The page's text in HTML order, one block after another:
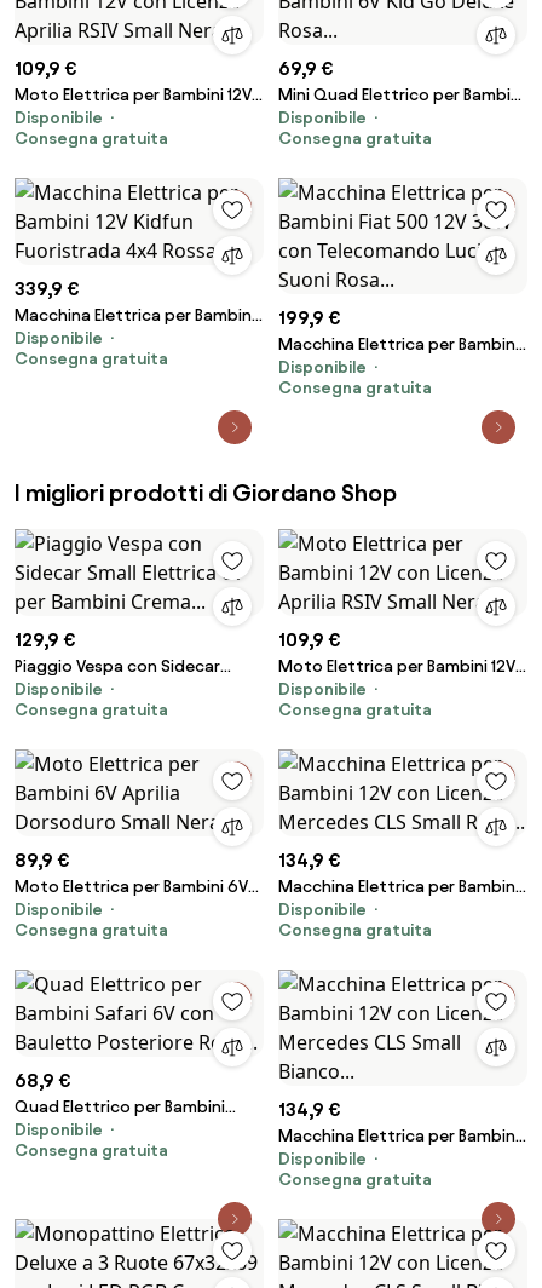
109,9 €
Moto Elettrica per Bambini 12V
con Licenza Aprilia RSIV Small
Nera...
Disponibile
Consegna gratuita
69,9 €
Mini Quad Elettrico per Bambini
6V Kid Go Deluxe Rosa...
Disponibile
Consegna gratuita
339,9 €
Macchina Elettrica per Bambini
12V Kidfun Fuoristrada 4x4
Rossa...
Disponibile
Consegna gratuita
199,9 €
Macchina Elettrica per Bambini
Fiat 500 12V 30W con
Telecomando Luci e Suoni
Disponibile
Consegna gratuita
I migliori prodotti di Giordano Shop
129,9 €
Piaggio Vespa con Sidecar
Small Elettrica 6V per Bambini
Crema...
Disponibile
Consegna gratuita
109,9 €
Moto Elettrica per Bambini 12V
con Licenza Aprilia RSIV Small
Nera...
Disponibile
Consegna gratuita
89,9 €
Moto Elettrica per Bambini 6V
Aprilia Dorsoduro Small Nera...
Disponibile
Consegna gratuita
134,9 €
Macchina Elettrica per Bambini
12V con Licenza Mercedes CLS
Small Rosa...
Disponibile
Consegna gratuita
68,9 €
Quad Elettrico per Bambini
Safari 6V con Bauletto
Posteriore Rosa...
Disponibile
Consegna gratuita
134,9 €
Macchina Elettrica per Bambini
12V con Licenza Mercedes CLS
Small Bianco...
Disponibile
Consegna gratuita